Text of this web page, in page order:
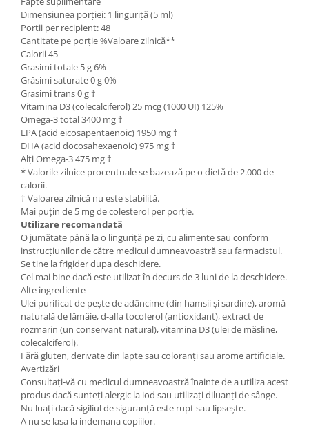
Dimensiunea porției: 1 linguriță (5 ml)
Porții per recipient: 48
Cantitate pe porție %Valoare zilnică**
Calorii 45
Grasimi totale 5 g 6%
Grăsimi saturate 0 g 0%
Grasimi trans 0 g †
Vitamina D3 (colecalciferol) 25 mcg (1000 UI) 125%
Omega-3 total 3400 mg †
EPA (acid eicosapentaenoic) 1950 mg †
DHA (acid docosahexaenoic) 975 mg †
Alți Omega-3 475 mg †
* Valorile zilnice procentuale se bazează pe o dietă de 2.000 de
calorii.
† Valoarea zilnică nu este stabilită.
Mai puțin de 5 mg de colesterol per porție.
Utilizare recomandată
O jumătate până la o linguriță pe zi, cu alimente sau conform
instrucțiunilor de către medicul dumneavoastră sau farmacistul.
Se tine la frigider dupa deschidere.
Cel mai bine dacă este utilizat în decurs de 3 luni de la deschidere.
Alte ingrediente
Ulei purificat de pește de adâncime (din hamsii și sardine), aromă
naturală de lămâie, d-alfa tocoferol (antioxidant), extract de
rozmarin (un conservant natural), vitamina D3 (ulei de măsline,
colecalciferol).
Fără gluten, derivate din lapte sau coloranți sau arome artificiale.
Avertizări
Consultați-vă cu medicul dumneavoastră înainte de a utiliza acest
produs dacă sunteți alergic la iod sau utilizați diluanți de sânge.
Nu luați dacă sigiliul de siguranță este rupt sau lipsește.
A nu se lasa la indemana copiilor.